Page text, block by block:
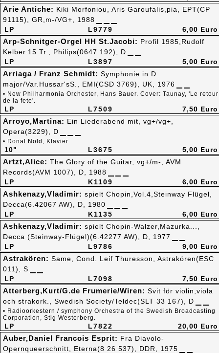
L9779
LP
Arie Antiche: Kiki Morfoniou, Aris Garoufalis,pia, EPT(CP
91115), GR,m-/VG+, 1988
6,00 Euro
L3897
LP
Arp-Schnitger-Orgel HH St.Jacobi: Profil 1985,Rudolf
Kelber.15 Tr., Philips(0647 192), D
5,00 Euro
L7509
LP
Arriaga / Franz Schmidt: Symphonie in D
major/Var.Hussar'sS., EMI(CSD 3769), UK, 1976
• New Philharmonia Orchester, Hans Bauer. Cover: Taunay, 'Le retour
de la fete'.
7,50 Euro
L3675
10"
Arroyo,Martina: Ein Liederabend mit, vg+/vg+,
Opera(3229), D
• Donal Nold, Klavier.
5,00 Euro
K1109
LP
Artzt,Alice: The Glory of the Guitar, vg+/m-, AVM
Records(AVM 1007), D, 1988
6,00 Euro
K1135
LP
Ashkenazy,Vladimir: spielt Chopin,Vol.4,Steinway Flügel,
Decca(6.42067 AW), D, 1980
6,00 Euro
L9786
LP
Ashkenazy,Vladimir: spielt Chopin-Walzer,Mazurka...,
Decca (Steinway-Flügel)(6.42277 AW), D, 1977
9,00 Euro
L7098
LP
Astrakören: Same, Cond. Leif Thuresson, Astrakören(ESC
011), S
7,50 Euro
L7822
LP
Atterberg,Kurt/G.de Frumerie/Wiren: Svit för violin,viola
och strakork., Swedish Society/Teldec(SLT 33 167), D
• Radioorkestern / symphony Orchestra of the Swedish Broadcasting
Corporation, Stig Westerberg.
20,00 Euro
Auber,Daniel Francois Esprit: Fra Diavolo-
Opernqueerschnitt, Eterna(8 26 537), DDR, 1975